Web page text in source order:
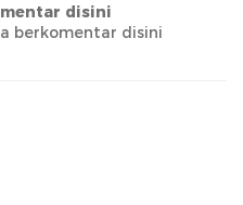
disini
berkomentar disini